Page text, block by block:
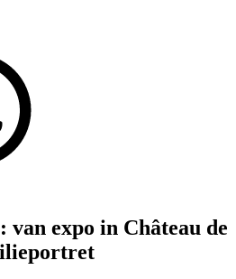
van expo in Château de